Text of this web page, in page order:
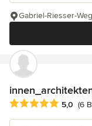
Gabriel-Riesser-
Durchschnittliche
5,0 (6